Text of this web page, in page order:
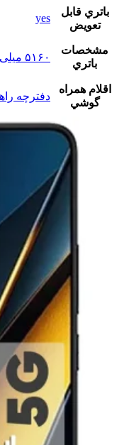
باتري قابل
تعويض
yes
مشخصات
باتري
۵۱۶۰ میلی آمپر ساعت
اقلام همراه
گوشي
دفترچه‌